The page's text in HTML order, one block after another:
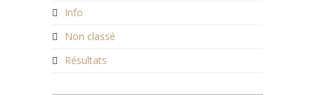
Info
Non classé
Résultats